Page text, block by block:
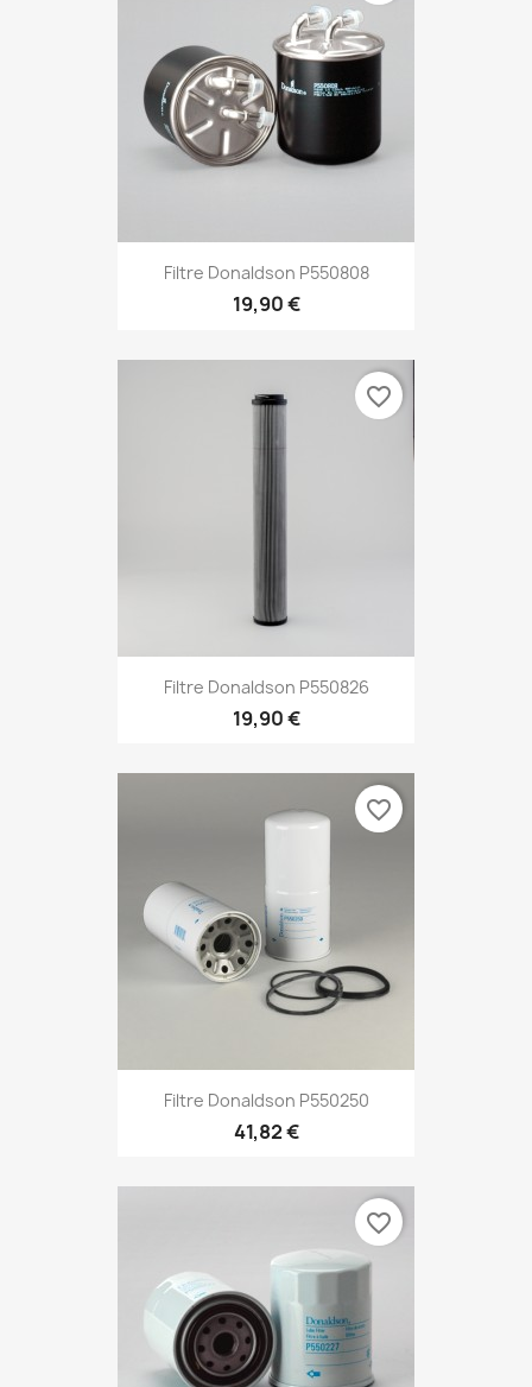
Filtre Donaldson P550808
19,90 €
Filtre Donaldson P550826
19,90 €
favorite_border
Filtre Donaldson P550250
41,82 €
favorite_border
favorite_border